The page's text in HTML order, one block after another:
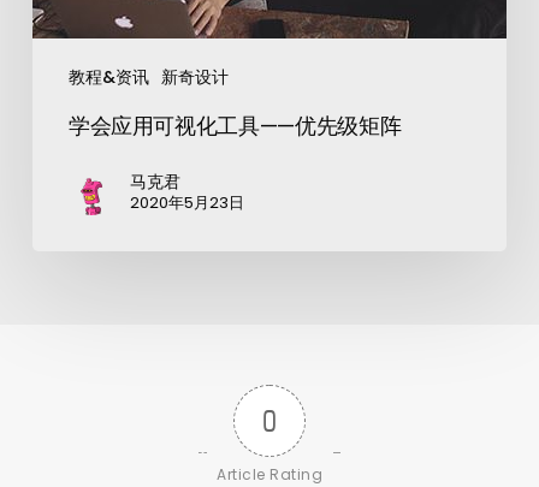
教程&资讯 新奇设计
学会应用可视化工具——优先级矩阵
马克君
2020年5月23日
0
Article Rating